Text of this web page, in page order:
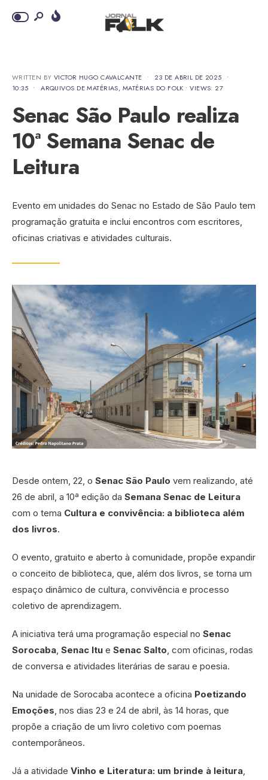
WRITTEN BY VICTOR HUGO CAVALCANTE • 23 DE ABRIL DE 2025
•
10:35 • ARQUIVOS DE MATÉRIAS, MATÉRIAS DO FOLK •VIEWS: 27
Senac São Paulo realiza
10ª Semana Senac de
Leitura
Evento em unidades do Senac no Estado de São Paulo tem
programação gratuita e inclui encontros com escritores,
oficinas criativas e atividades culturais.
Desde ontem, 22, o Senac São Paulo vem realizando, até
26 de abril, a 10ª edição da Semana Senac de Leitura
com o tema Cultura e convivência: a biblioteca além
dos livros.
O evento, gratuito e aberto à comunidade, propõe expandir
o conceito de biblioteca, que, além dos livros, se torna um
espaço dinâmico de cultura, convivência e processo
coletivo de aprendizagem.
A iniciativa terá uma programação especial no Senac
Sorocaba Senac Itu e Senac Salto , com oficinas, rodas
de conversa e atividades literárias de sarau e poesia.
Na unidade de Sorocaba acontece a oficina Poetizando
Emoções , nos dias 23 e 24 de abril, às 14 horas, que
propõe a criação de um livro coletivo com poemas
contemporâneos.
Já a atividade Vinho e Literatura: um brinde à leitura